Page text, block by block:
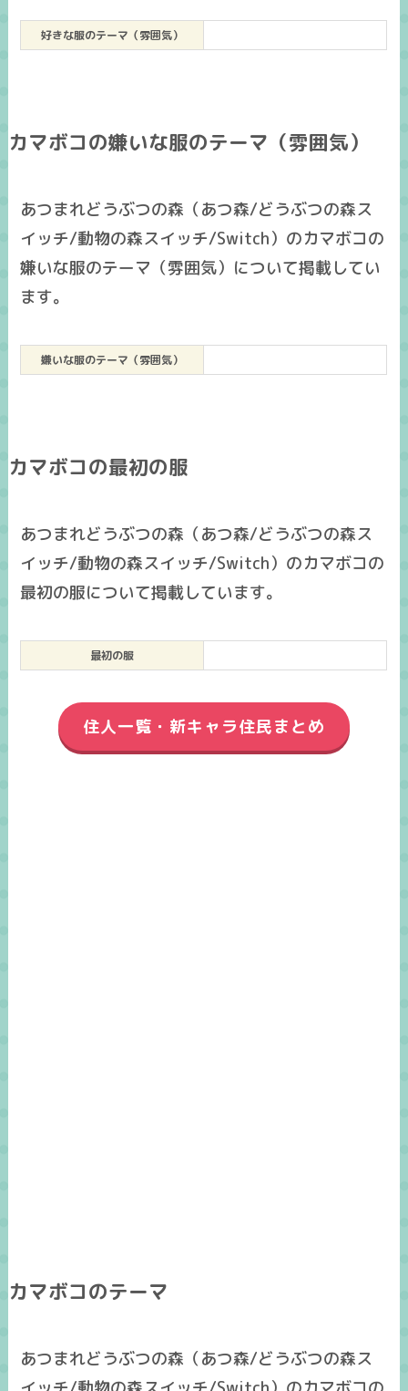
好きな服のテーマ（雰囲気）
カマボコの嫌いな服のテーマ（雰囲気）
あつまれどうぶつの森（あつ森/どうぶつの森ス
イッチ/動物の森スイッチ/Switch）のカマボコの
嫌いな服のテーマ（雰囲気）について掲載してい
ます。
嫌いな服のテーマ（雰囲気）
カマボコの最初の服
あつまれどうぶつの森（あつ森/どうぶつの森ス
イッチ/動物の森スイッチ/Switch）のカマボコの
最初の服について掲載しています。
最初の服
住人一覧・新キャラ住民まとめ
カマボコのテーマ
あつまれどうぶつの森（あつ森/どうぶつの森ス